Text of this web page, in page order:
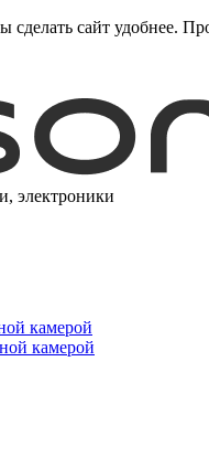
сайт удобнее.
электроники
камерой
камерой